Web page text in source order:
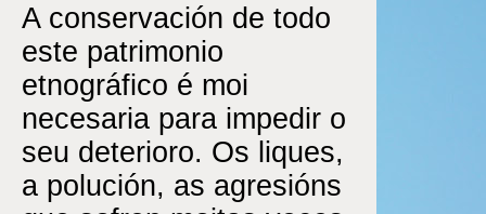
A conservación de todo
este patrimonio
etnográfico é moi
necesaria para impedir o
seu deterioro. Os liques,
a polución, as agresións